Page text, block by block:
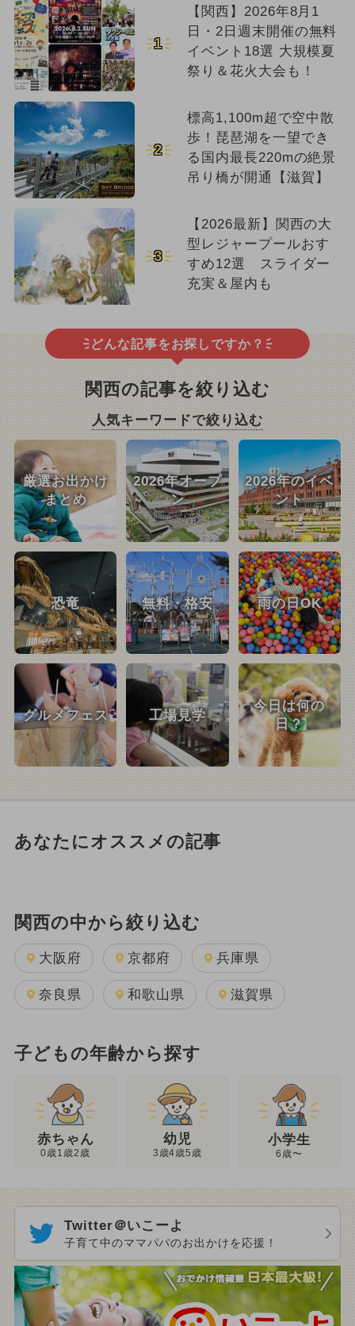
1
【関西】2026年8月1
日・2日週末開催の無料
イベント18選 大規模夏
祭り＆花火大会も！
2
標高1,100m超で空中散
歩！琵琶湖を一望でき
る国内最長220mの絶景
吊り橋が開通【滋賀】
3
【2026最新】関西の大
型レジャープールおす
すめ12選 スライダー
充実＆屋内も
どんな記事をお探しですか？
関西の記事を絞り込む
人気キーワードで絞り込む
厳選お出かけ
まとめ
2026年オープ
ン
2026年のイベ
ント
恐竜 無料・格安 雨の日OK
グルメフェス 工場見学
今日は何の
日？
あなたにオススメの記事
関西の中から絞り込む
大阪府 京都府 兵庫県
奈良県 和歌山県 滋賀県
子どもの年齢から探す
赤ちゃん
0歳1歳2歳
幼児
3歳4歳5歳
小学生
6歳〜
Twitter＠いこーよ
子育て中のママパパのお出かけを応援！